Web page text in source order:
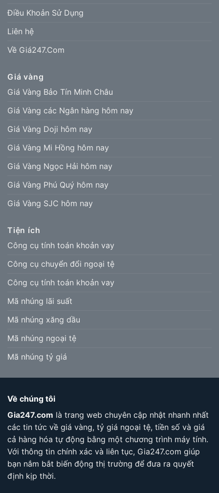
Điều Khoản Sử Dụng
Liên hệ
Về Giá247.Com
Giá vàng
Giá Vàng Bảo Tín Minh Châu
Giá Vàng các Ngân hàng hôm nay
Giá Vàng Doji hôm nay
Giá Vàng Mi Hồng hôm nay
Giá Vàng Ngọc Hải hôm nay
Giá Vàng Phú Quý hôm nay
Giá Vàng SJC hôm nay
Tiện ích
Công cụ tính toán khoản vay
Công cụ chuyển đổi ngoại tệ
Công cụ tính toán khoản vay
Mã nhúng lãi suất
Mã nhúng xăng dầu
Mã nhúng ngoại tệ
Mã nhúng tỷ giá
Về chúng tôi
Gia247.com là trang web chuyên cập nhật nhanh nhất
các tin tức về giá vàng, tỷ giá ngoại tệ, tiền số và giá
cả hàng hóa tự động bằng một chương trình máy tính.
Với thông tin chính xác và liên tục, Gia247.com giúp
bạn nắm bắt biến động thị trường để đưa ra quyết
định kịp thời.